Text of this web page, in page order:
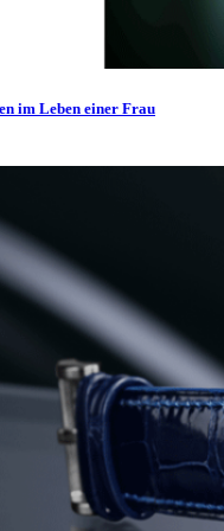
im Leben einer Frau